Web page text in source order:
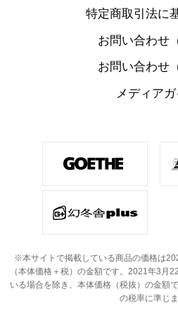
特定商取引法に
お問い合わせ
お問い合わせ
メディアガ
※本サイトで掲載している商品の価格は
（本体価格＋税）の金額です。
2021年3月
いる場合を除き、本体価格（税抜）の金額で
の税率に準じま